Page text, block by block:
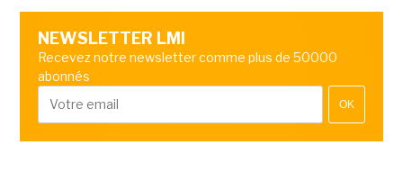
NEWSLETTER LMI
Recevez notre newsletter comme plus de 50000
abonnés
OK